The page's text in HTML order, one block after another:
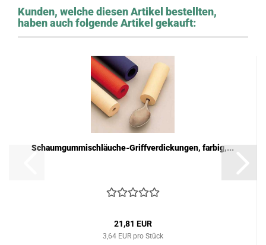
Kunden, welche diesen Artikel bestellten,
haben auch folgende Artikel gekauft:
Schaumgummischläuche-Griffverdickungen, farbig,...
21,81 EUR
3,64 EUR pro Stück